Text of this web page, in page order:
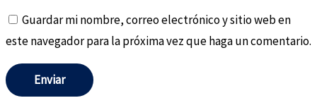
Guardar mi nombre, correo electrónico y sitio web en
este navegador para la próxima vez que haga un comentario.